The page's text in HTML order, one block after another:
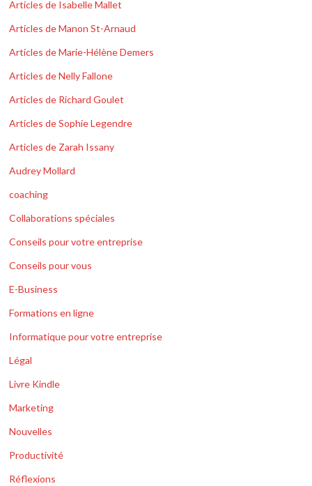
Articles de Isabelle Mallet
Articles de Manon St-Arnaud
Articles de Marie-Hélène Demers
Articles de Nelly Fallone
Articles de Richard Goulet
Articles de Sophie Legendre
Articles de Zarah Issany
Audrey Mollard
coaching
Collaborations spéciales
Conseils pour votre entreprise
Conseils pour vous
E-Business
Formations en ligne
Informatique pour votre entreprise
Légal
Livre Kindle
Marketing
Nouvelles
Productivité
Réflexions